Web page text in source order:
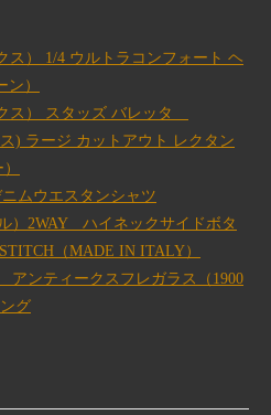
ス） 1/4 ウルトラコンフォート ヘ
）
ス） スタッズ バレッタ
) ラージ カットアウト レクタン
ムウエスタンシャツ
）2WAY ハイネックサイドボタ
（MADE IN ITALY）
ンティークスフレガラス（1900
グ